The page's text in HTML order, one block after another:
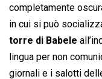
completamente
in cui si può
torre di Babele
lingua per non
giornali e i salotti